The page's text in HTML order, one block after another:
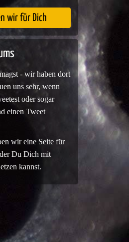
wir für Dich
- wir haben dort
uns sehr, wenn
oder sogar
einen Tweet
wir eine Seite für
Du Dich mit
kannst.